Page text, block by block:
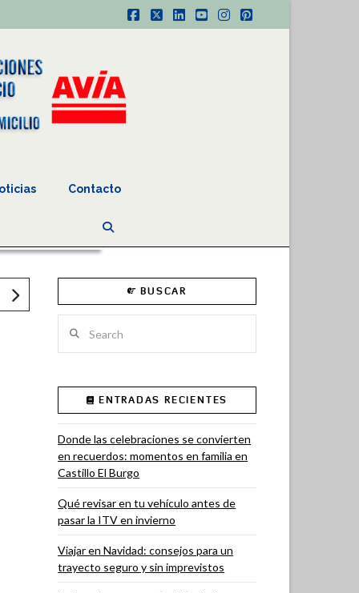
Facebook
X LinkedIn
YouTube
Instagram
Pinterest
Contacto
BUSCAR
ENTRADAS RECIENTES
Donde las celebraciones se convierten
en recuerdos: momentos en familia en
Castillo El Burgo
Qué revisar en tu vehículo antes de
pasar la ITV en invierno
Viajar en Navidad: consejos para un
trayecto seguro y sin imprevistos